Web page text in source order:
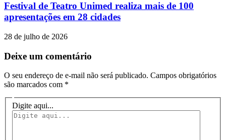
Festival de Teatro Unimed realiza mais de 100
apresentações em 28 cidades
28 de julho de 2026
Deixe um comentário
O seu endereço de e-mail não será publicado. Campos obrigatórios
são marcados com *
Digite aqui...